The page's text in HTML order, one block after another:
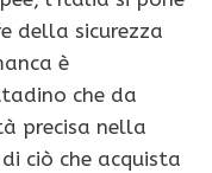
della sicurezza
è
che da
precisa nella
ciò che acquista